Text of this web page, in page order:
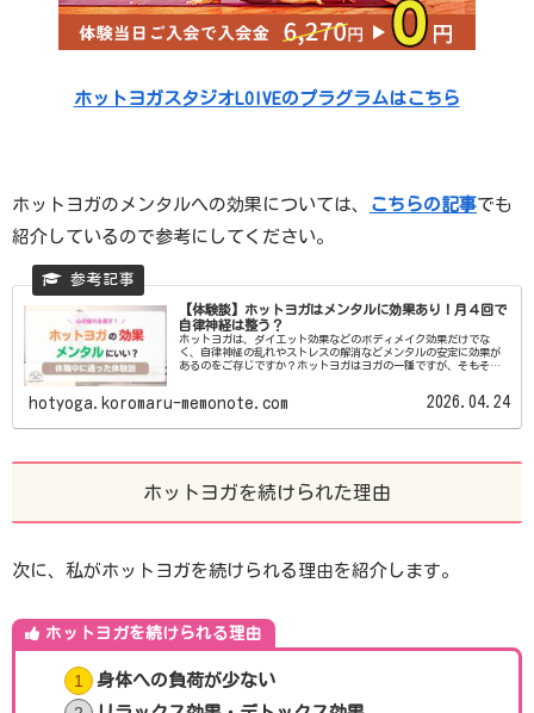
ホットヨガスタジオLOIVEのプラグラムはこちら
ホットヨガのメンタルへの効果については、 こちらの記事でも
紹介しているので参考にしてください。
【体験談】ホットヨガはメンタルに効果あり！月４回で
自律神経は整う？
ホットヨガは、ダイエット効果などのボディメイク効果だけでな
く、自律神経の乱れやストレスの解消などメンタルの安定に効果が
あるのをご存じですか？ホットヨガはヨガの一種ですが、そもそも
hotyoga.koromaru-memonote.com 2026.04.24
ホットヨガを続けられた理由
次に、私がホットヨガを続けられる理由を紹介します。
ホットヨガを続けられる理由
身体への負荷が少ない